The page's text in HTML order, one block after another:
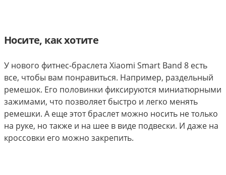
Носите, как хотите
У нового фитнес-браслета Xiaomi Smart Band 8 есть
все, чтобы вам понравиться. Например, раздельный
ремешок. Его половинки фиксируются миниатюрными
зажимами, что позволяет быстро и легко менять
ремешки. А еще этот браслет можно носить не только
на руке, но также и на шее в виде подвески. И даже на
кроссовки его можно закрепить.